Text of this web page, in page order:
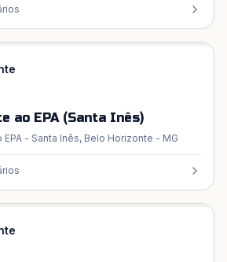
ao EPA (Santa Inês)
- Santa Inês, Belo Horizonte - MG